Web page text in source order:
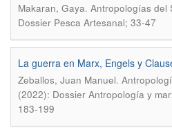
Makaran, Gaya. Antropologías del
Dossier Pesca Artesanal; 33-47
La guerra en Marx, Engels y
Zeballos, Juan Manuel.
(2022): Dossier Antropología y
183-199